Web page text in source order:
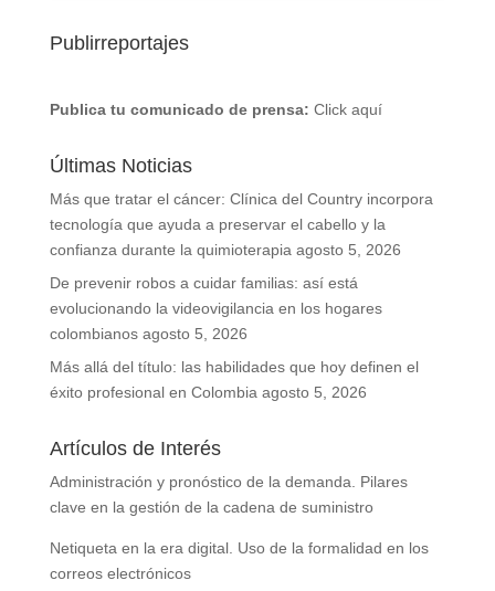
Publirreportajes
Publica tu comunicado de prensa: Click aquí
Últimas Noticias
Más que tratar el cáncer: Clínica del Country incorpora
tecnología que ayuda a preservar el cabello y la
confianza durante la quimioterapia agosto 5, 2026
De prevenir robos a cuidar familias: así está
evolucionando la videovigilancia en los hogares
colombianos agosto 5, 2026
Más allá del título: las habilidades que hoy definen el
éxito profesional en Colombia agosto 5, 2026
Artículos de Interés
Administración y pronóstico de la demanda. Pilares
clave en la gestión de la cadena de suministro
Netiqueta en la era digital. Uso de la formalidad en los
correos electrónicos